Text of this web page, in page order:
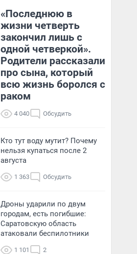
«Последнюю в
жизни четверть
закончил лишь с
одной четверкой».
Родители рассказали
про сына, который
всю жизнь боролся с
раком
4 040 Обсудить
Кто тут воду мутит? Почему
нельзя купаться после 2
августа
1 363 Обсудить
Дроны ударили по двум
городам, есть погибшие:
Саратовскую область
атаковали беспилотники
1 101 2